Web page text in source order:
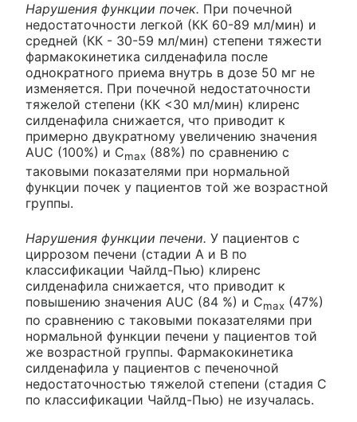
Нарушения функции почек. При почечной
недостаточности легкой (КК 60-89 мл/мин) и
средней (КК - 30-59 мл/мин) степени тяжести
фармакокинетика силденафила после
однократного приема внутрь в дозе 50 мг не
изменяется. При почечной недостаточности
тяжелой степени (КК <30 мл/мин) клиренс
силденафила снижается, что приводит к
примерно двукратному увеличению значения
AUC (100%) и Cmax (88%) по сравнению с
таковыми показателями при нормальной
функции почек у пациентов той же возрастной
группы.
Нарушения функции печени. У пациентов с
циррозом печени (стадии А и В по
классификации Чайлд-Пью) клиренс
силденафила снижается, что приводит к
повышению значения AUC (84 %) и Cmax (47%)
по сравнению с таковыми показателями при
нормальной функции печени у пациентов той
же возрастной группы. Фармакокинетика
силденафила у пациентов с печеночной
недостаточностью тяжелой степени (стадия С
по классификации Чайлд-Пью) не изучалась.